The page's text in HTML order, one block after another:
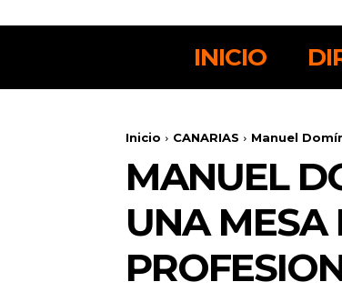
INICIO
Inicio CANARIAS Manuel
MANUEL
UNA MESA